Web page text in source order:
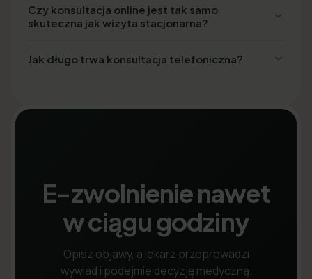
Czy konsultacja online jest tak samo
skuteczna jak wizyta stacjonarna?
Jak długo trwa konsultacja telefoniczna?
E-zwolnienie nawet
w ciągu godziny
Opisz objawy, a lekarz przeprowadzi
wywiad i podejmie decyzję medyczną.